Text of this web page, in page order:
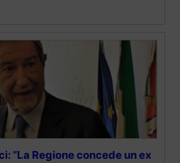
“La Regione concede un ex